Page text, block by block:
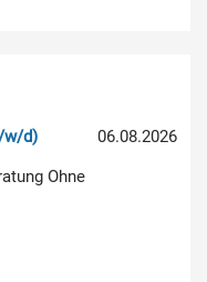
06.08.2026
w/d)
Ohne